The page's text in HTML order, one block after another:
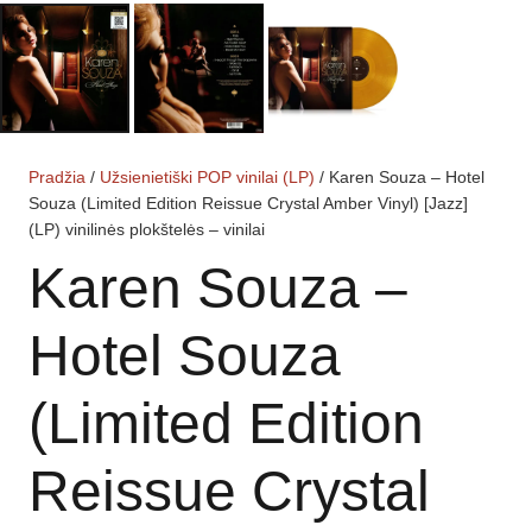
Pradžia / Užsienietiški POP vinilai (LP) / Karen Souza – Hotel
Souza (Limited Edition Reissue Crystal Amber Vinyl) [Jazz]
(LP) vinilinės plokštelės – vinilai
Karen Souza –
Hotel Souza
(Limited Edition
Reissue Crystal